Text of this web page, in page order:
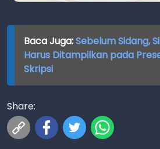
Baca Juga:Sebelum Sidang,
Harus Ditampilkan pada
Skripsi
Share: